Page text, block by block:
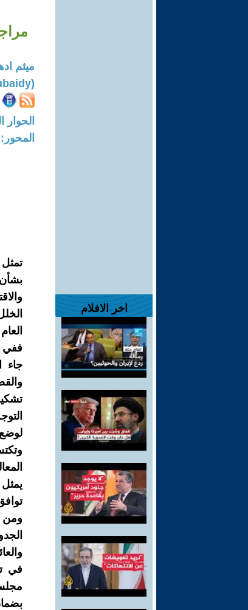
اخر الافلام
ميثم
(Maitham Adham Zubaidy)
الحوار
ففي
جاء
ومن
في